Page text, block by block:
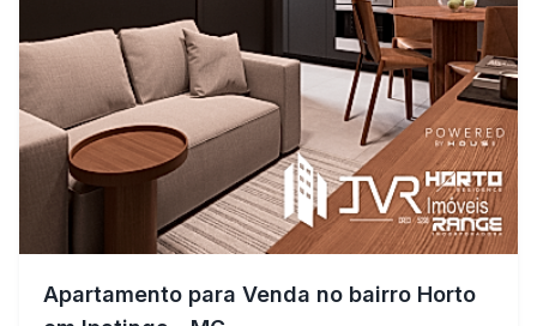
Apartamento para Venda no bairro Horto